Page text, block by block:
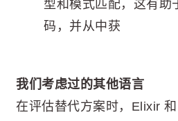
型和模式匹配，这有助
码，并从中获
我们考虑过的其他语言
在评估替代方案时，Elixir